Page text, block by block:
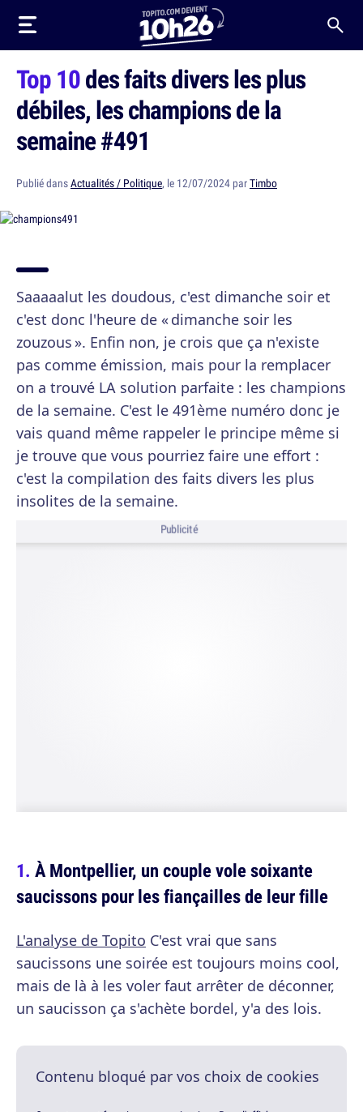
Top 10des faits divers les plus
débiles, les champions de la
semaine #491
Publié dansActualités / Politique, le 12/07/2024 parTimbo
Saaaaalut les doudous, c'est dimanche soir et
c'est donc l'heure de « dimanche soir les
zouzous ». Enfin non, je crois que ça n'existe
pas comme émission, mais pour la remplacer
on a trouvé LA solution parfaite : les champions
de la semaine. C'est le 491ème numéro donc je
vais quand même rappeler le principe même si
je trouve que vous pourriez faire une effort :
c'est la compilation des faits divers les plus
insolites de la semaine.
Publicité
À Montpellier, un couple vole soixante
saucissons pour les fiançailles de leur fille
L'analyse de Topito C'est vrai que sans
saucissons une soirée est toujours moins cool,
mais de là à les voler faut arrêter de déconner,
un saucisson ça s'achète bordel, y'a des lois.
Contenu bloqué par vos choix de cookies